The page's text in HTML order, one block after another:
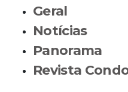
Geral
Notícias
Panorama
Revista